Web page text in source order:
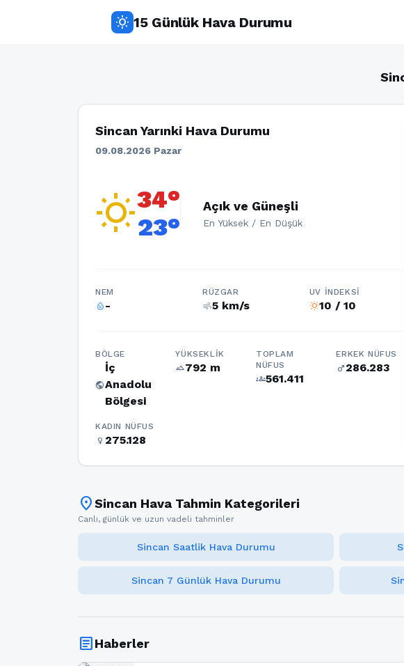
wb_sunny 15 Günlük Hava Durumu
Sincan Yarınki Hava Durumu
09.08.2026 Pazar
wb_sunny34°
23°
Açık ve Güneşli
En Yüksek / En Düşük
NEM
humidity_percentage-
RÜZGAR
air5 km/s
UV İNDEKSI
wb_sunny10 / 10
BÖLGE
public
İç
Anadolu
Bölgesi
YÜKSEKLIK
terrain792 m
TOPLAM
NÜFUS
groups561.411
ERKEK NÜFUS
male286.283
KADIN NÜFUS
female 275.128
location_onSincan Hava Tahmin Kategorileri
Canlı, günlük ve uzun vadeli tahminler
Sincan Saatlik Hava Durumu
Sincan 7 Günlük Hava Durumu
articleHaberler